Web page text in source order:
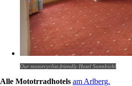
Our motorcyclist-friendly Hotel Sonnbichl
Alle Mototrradhotels am Arlberg.